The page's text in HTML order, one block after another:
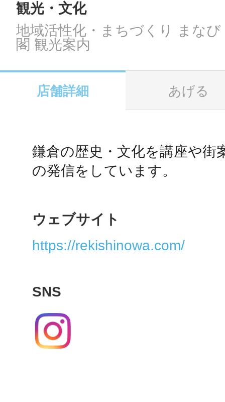
メール
観光・文化
地域活性化・まちづくり まな
閣 観光案内
店舗詳細 あげる
鎌倉の歴史・文化を講座や街
の発信をしています。
ウェブサイト
https://rekishinowa.com/
SNS
地域ごとの
智頭
鴻巣